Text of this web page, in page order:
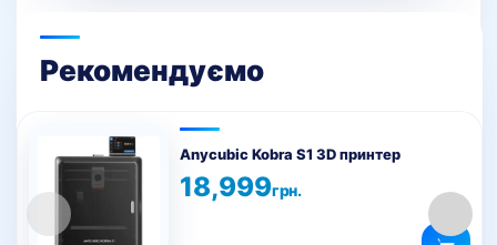
Рекомендуємо
Anycubic Kobra S1 3D принтер
18,999грн.